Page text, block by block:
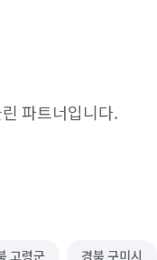
파트너입니다.
고령군 경북 구미시